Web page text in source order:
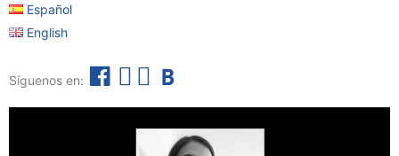
Español
English
Síguenos en:
F
c
s
t
l
e
l
e
t